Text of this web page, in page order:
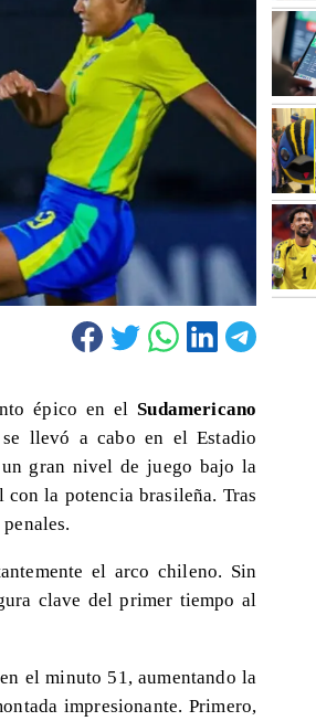
épico en elSudamericano
llevó a cabo en el Estadio
gran nivel de juego bajo la
la potencia brasileña. Tras
el arco chileno. Sin
clave del primer tiempo al
el minuto 51, aumentando la
impresionante. Primero,